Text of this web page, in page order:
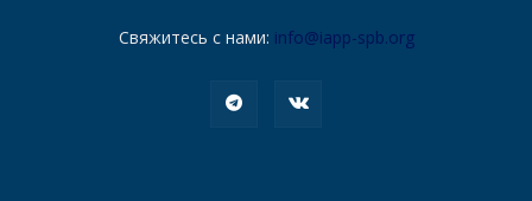
Свяжитесь с нами: info@iapp-spb.org